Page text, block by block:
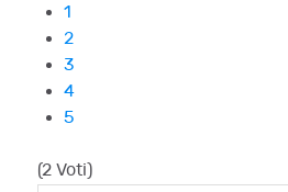
1
2
3
4
5
(2 Voti)